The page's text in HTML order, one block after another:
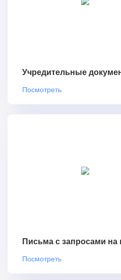
Учредительные
Посмотреть
Письма с запросами
Посмотреть